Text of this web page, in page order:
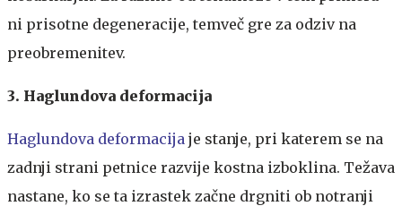
ni prisotne degeneracije, temveč gre za odziv na
preobremenitev.
3. Haglundova deformacija
Haglundova deformacija je stanje, pri katerem se na
zadnji strani petnice razvije kostna izboklina. Težava
nastane, ko se ta izrastek začne drgniti ob notranji